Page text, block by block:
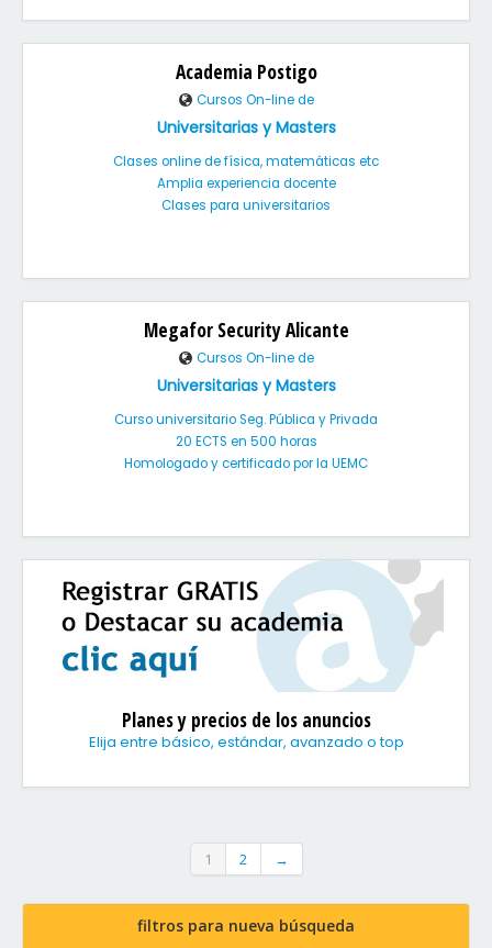
Academia Postigo
Cursos On-line de
Universitarias y Masters
Clases online de física, matemáticas etc
Amplia experiencia docente
Clases para universitarios
Megafor Security Alicante
Cursos On-line de
Universitarias y Masters
Curso universitario Seg. Pública y Privada
20 ECTS en 500 horas
Homologado y certificado por la UEMC
Planes y precios de los anuncios
Elija entre básico, estándar, avanzado o top
1 2 →
filtros para nueva búsqueda